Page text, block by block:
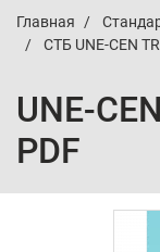
Главная
СТБ UNE-CEN
UNE-
PDF